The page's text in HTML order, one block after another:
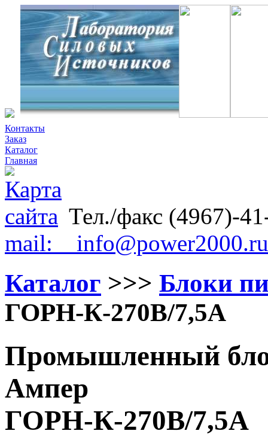
Контакты
Заказ
Каталог
Главная
Тел./факс (4967)-
mail: info@power2000.ru
Каталог >>> Блоки
ГОРН-К-270В/7,5А
Промышленный
Ампер
ГОРН-К-270В/7,5А